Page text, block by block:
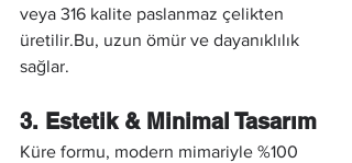
veya 316 kalite paslanmaz çelikten
üretilir.Bu, uzun ömür ve dayanıklılık
sağlar.
3. Estetik & Minimal Tasarım
Küre formu, modern mimariyle %100